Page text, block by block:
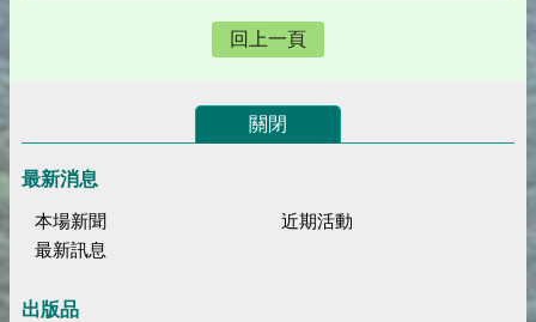
回上一頁
關閉
最新消息
本場新聞
近期活動
最新訊息
出版品